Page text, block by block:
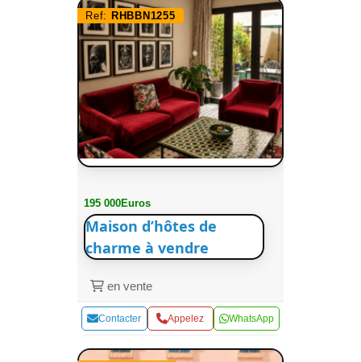
Ref: RHBBN1255
195 000Euros
Maison d’hôtes de
charme à vendre
en vente
Contacter Appelez WhatsApp